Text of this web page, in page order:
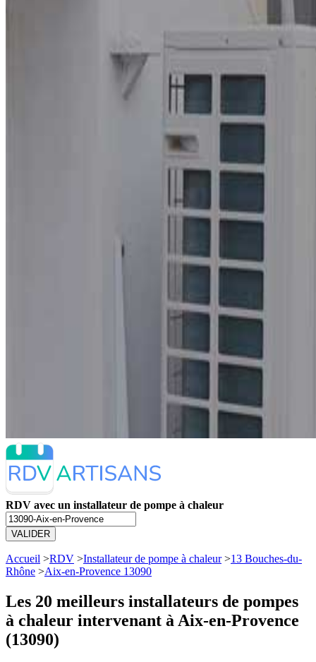
RDV avec un installateur de pompe à chaleur
VALIDER
Accueil >RDV >Installateur de pompe à chaleur>13 Bouches-du-
Rhône >Aix-en-Provence 13090
Les 20 meilleurs installateurs de pompes
à chaleur intervenant à Aix-en-Provence
(13090)